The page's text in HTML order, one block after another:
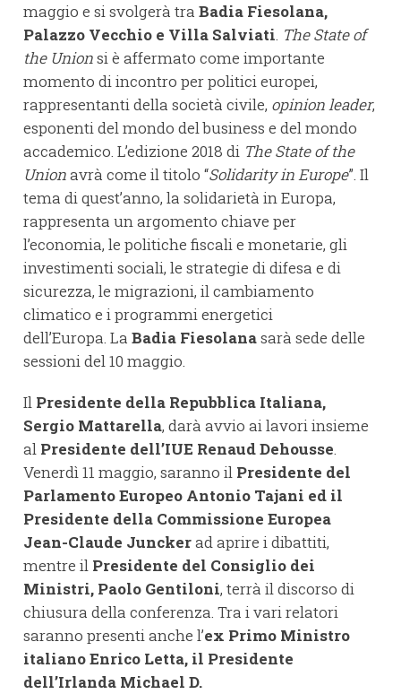
maggio e si svolgerà tra Badia Fiesolana,
Palazzo Vecchio e Villa Salviati. The State of
the Unionsi è affermato come importante
momento di incontro per politici europei,
rappresentanti della società civile, opinion leader,
esponenti del mondo del business e del mondo
accademico. L’edizione 2018 di The State of the
Unionavrà come il titolo “Solidarity in Europe”. Il
tema di quest’anno, la solidarietà in Europa,
rappresenta un argomento chiave per
l’economia, le politiche fiscali e monetarie, gli
investimenti sociali, le strategie di difesa e di
sicurezza, le migrazioni, il cambiamento
climatico e i programmi energetici
dell’Europa. La Badia Fiesolanasarà sede delle
sessioni del 10 maggio.
Il Presidente della Repubblica Italiana,
Sergio Mattarella, darà avvio ai lavori insieme
al Presidente dell’IUE Renaud Dehousse.
Venerdì 11 maggio, saranno il Presidente del
Parlamento Europeo Antonio Tajani ed il
Presidente della Commissione Europea
Jean-Claude Junckerad aprire i dibattiti,
mentre il Presidente del Consiglio dei
Ministri, Paolo Gentiloni, terrà il discorso di
chiusura della conferenza. Tra i vari relatori
saranno presenti anche l’ex Primo Ministro
italiano Enrico Letta, il Presidente
dell’Irlanda Michael D.